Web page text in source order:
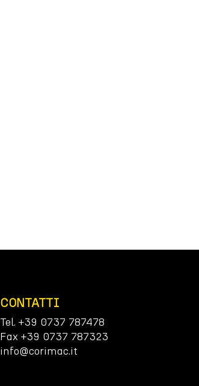
CONTATTI
Tel. +39 0737 787478
Fax +39 0737 787323
info@corimac.it